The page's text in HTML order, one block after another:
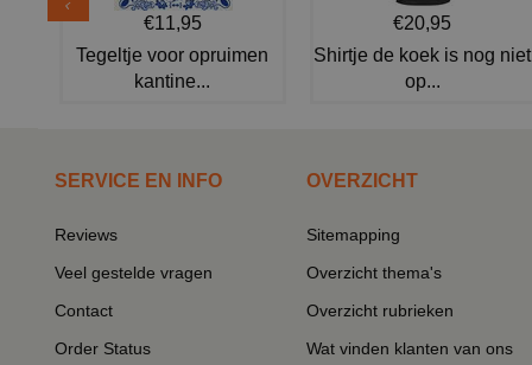
€11,95
Tegeltje voor opruimen
kantine...
€20,95
Shirtje de koek is nog niet
op...
SERVICE EN INFO
Reviews
Veel gestelde vragen
Contact
Order Status
OVERZICHT
Sitemapping
Overzicht thema's
Overzicht rubrieken
Wat vinden klanten van ons